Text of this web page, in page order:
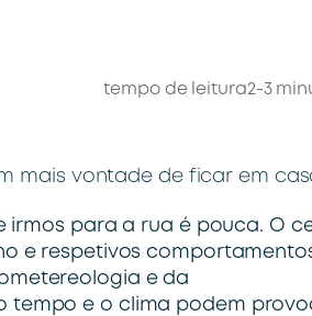
tempo de leitura2-3
mais vontade de ficar em
irmos para a rua é pouca. O
e respetivos
e da
tempo e o clima podem